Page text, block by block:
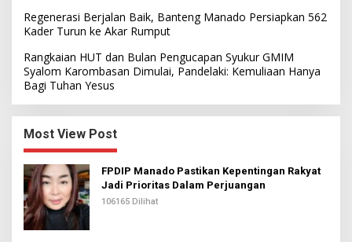
Regenerasi Berjalan Baik, Banteng Manado Persiapkan 562
Kader Turun ke Akar Rumput
Rangkaian HUT dan Bulan Pengucapan Syukur GMIM
Syalom Karombasan Dimulai, Pandelaki: Kemuliaan Hanya
Bagi Tuhan Yesus
Most View Post
FPDIP Manado Pastikan Kepentingan Rakyat
Jadi Prioritas Dalam Perjuangan
106165 Dilihat